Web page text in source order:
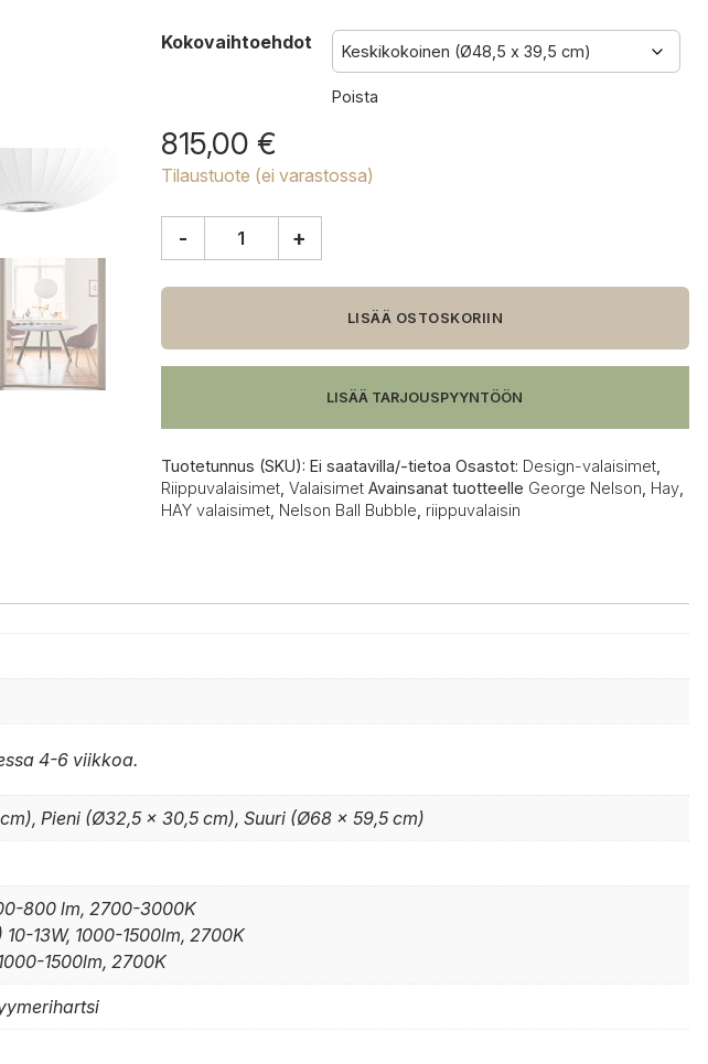
Kokovaihtoehdot
Poista
815,00 €
Tilaustuote (ei varastossa)
Ball
riippuvalaisin
määrä
- +
LISÄÄ OSTOSKORIIN
LISÄÄ TARJOUSPYYNTÖÖN
Tuotetunnus (SKU): Ei saatavilla/-tietoa Osastot: Design-valaisimet,
Riippuvalaisimet, Valaisimet Avainsanat tuotteelle George Nelson Hay,
HAY valaisimet, Nelson Ball Bubble riippuvalaisin
4-6 viikkoa.
Pieni (Ø32,5 x 30,5 cm), Suuri (Ø68 x 59,5 cm)
800 lm, 2700-3000K
13W, 1000-1500lm, 2700K
1500lm, 2700K